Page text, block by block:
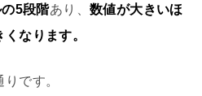
5段階あり、数値が大きいほ
なります。
です。